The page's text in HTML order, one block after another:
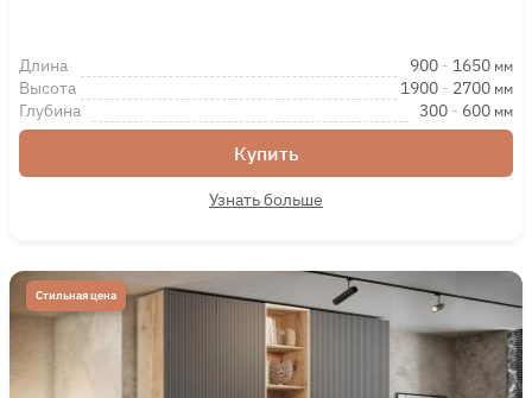
Длина 900 - 1650 мм
Высота 1900 - 2700 мм
Глубина 300 - 600 мм
Купить
Узнать больше
Стильная цена